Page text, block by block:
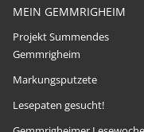
MEIN GEMMRIGHEIM
Projekt Summendes
Gemmrigheim
Markungsputzete
Lesepaten gesucht!